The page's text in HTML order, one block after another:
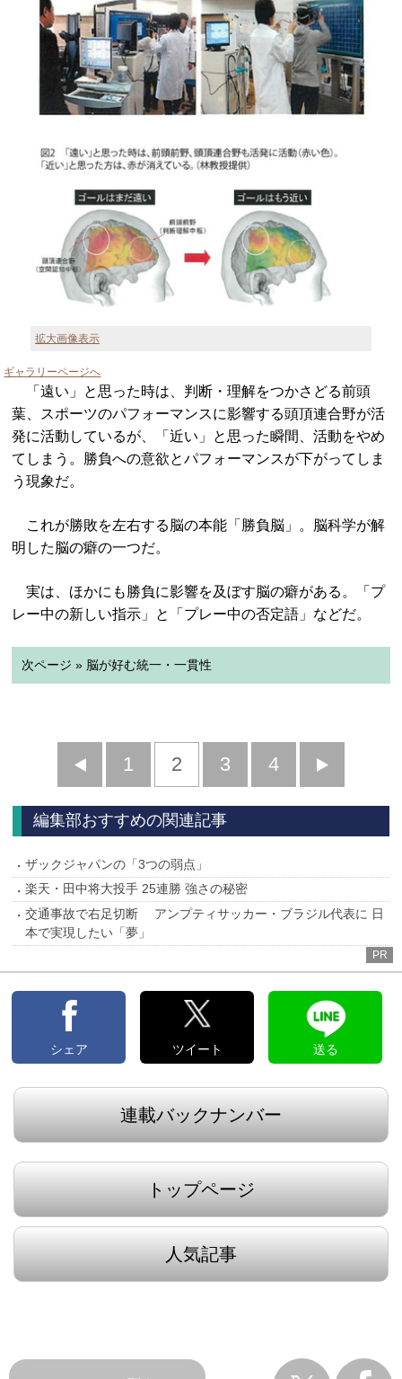
拡大画像表示
ギャラリーページへ
「遠い」と思った時は、判断・理解をつかさどる前頭
葉、スポーツのパフォーマンスに影響する頭頂連合野が活
発に活動しているが、「近い」と思った瞬間、活動をやめ
てしまう。勝負への意欲とパフォーマンスが下がってしま
う現象だ。
これが勝敗を左右する脳の本能「勝負脳」。脳科学が解
明した脳の癖の一つだ。
実は、ほかにも勝負に影響を及ぼす脳の癖がある。「プ
レー中の新しい指示」と「プレー中の否定語」などだ。
次ページ » 脳が好む統一・一貫性
前
へ
1 2 3 4
へ
編集部おすすめの関連記事
ザックジャパンの「3つの弱点」
楽天・田中将大投手 25連勝 強さの秘密
交通事故で右足切断 アンプティサッカー・ブラジル代表に 日
本で実現したい「夢」
PR
シェア ツイート 送る
連載バックナンバー
トップページ
人気記事